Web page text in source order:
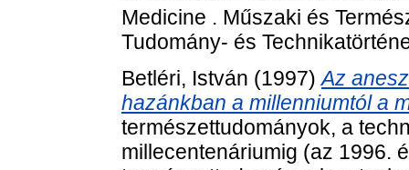
Medicine . Műszaki és
Tudomány- és
Betléri, István (1997)Az
hazánkban a millenniumtól a
természettudományok, a
millecentenáriumig (az 1996.